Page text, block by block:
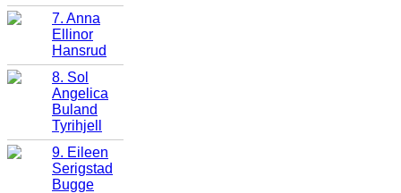
7. Anna
Ellinor
Hansrud
8. Sol
Angelica
Buland
Tyrihjell
9. Eileen
Serigstad
Bugge